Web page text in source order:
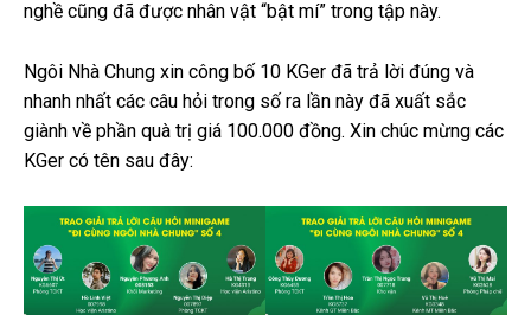
nghề cũng đã được nhân vật “bật mí” trong tập này.
Ngôi Nhà Chung xin công bố 10 KGer đã trả lời đúng và
nhanh nhất các câu hỏi trong số ra lần này đã xuất sắc
giành về phần quà trị giá 100.000 đồng. Xin chúc mừng các
KGer có tên sau đây: